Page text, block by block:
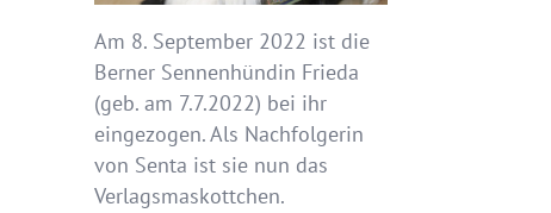
Am 8. September 2022 ist die
Berner Sennenhündin Frieda
(geb. am 7.7.2022) bei ihr
eingezogen. Als Nachfolgerin
von Senta ist sie nun das
Verlagsmaskottchen.